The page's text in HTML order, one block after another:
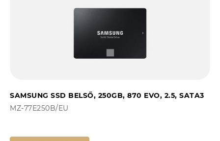
SAMSUNG SSD BELSŐ, 250GB, 870 EVO, 2.5, SATA3
MZ-77E250B/EU